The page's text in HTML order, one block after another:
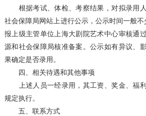
根据考试、体检、考察结果，对拟录用人
社会保障局网站上进行公示，公示时间一般不
报上级主管单位上海大剧院艺术中心审核通
源和社会保障局核准备案。公示如有异议、
果确定是否录用。
四、相关待遇和其他事项
上述人员一经录用，其工资、奖金、福
规定执行。
五、联系方式